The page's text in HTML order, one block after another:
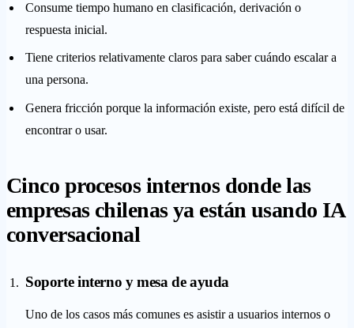
Consume tiempo humano en clasificación, derivación o
respuesta inicial.
Tiene criterios relativamente claros para saber cuándo escalar a
una persona.
Genera fricción porque la información existe, pero está difícil de
encontrar o usar.
Cinco procesos internos donde las
empresas chilenas ya están usando IA
conversacional
Soporte interno y mesa de ayuda
Uno de los casos más comunes es asistir a usuarios internos o